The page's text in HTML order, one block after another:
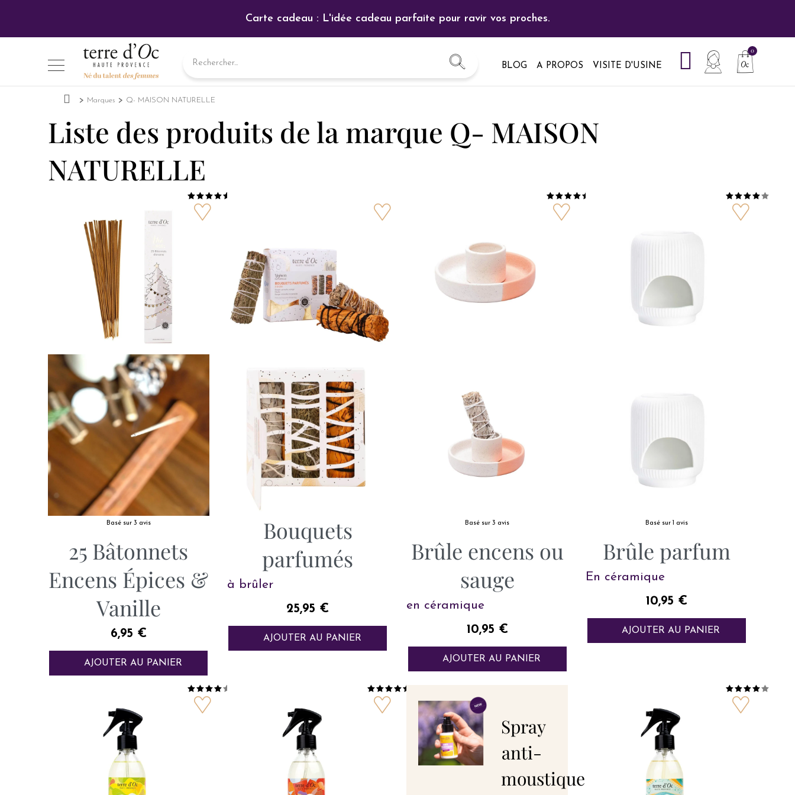
Carte cadeau : L'idée cadeau parfaite pour ravir vos proches.
BLOG A PROPOS VISITE D'USINE
Marques Q- MAISON NATURELLE
Liste des produits de la marque Q- MAISON
NATURELLE
Basé sur 3 avis
25 Bâtonnets
Encens Épices &
Vanille
Prix
6,95 €
AJOUTER AU PANIER
Bouquets
parfumés
à brûler
Prix
25,95 €
AJOUTER AU PANIER
Basé sur 3 avis
Brûle encens ou
sauge
en céramique
Prix
10,95 €
AJOUTER AU PANIER
Basé sur 1 avis
Brûle parfum
En céramique
Prix
10,95 €
AJOUTER AU PANIER
Spray
anti-
moustique